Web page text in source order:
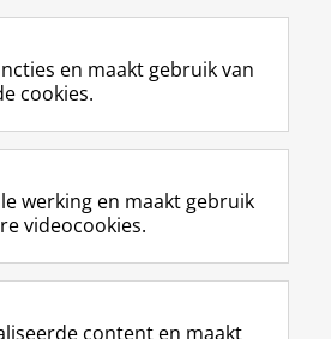
F
a
e
b
o
p
L
i
k
e
I
-
R
S
-
f
e
R
I
n
t
r
m
Y
o
T
e
k
en maakt gebruik van
cookies.
werking en maakt gebruik
videocookies.
content en maakt